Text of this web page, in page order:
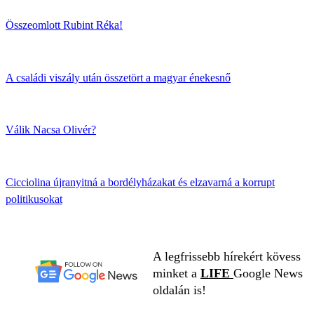
Összeomlott Rubint Réka!
A családi viszály után összetört a magyar énekesnő
Válik Nacsa Olivér?
Cicciolina újranyitná a bordélyházakat és elzavarná a korrupt
politikusokat
A legfrissebb hírekért kövess
minket a LIFE Google News
oldalán is!